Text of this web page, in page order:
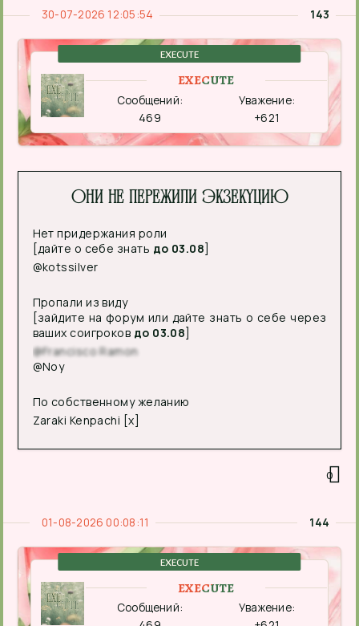
143
30-07-2026 12:05:54
EXECUTE
EXECUTE
Сообщений:
469
Уважение:
+621
Они не пережили экзекуцию
Нет придержания роли
[дайте о себе знать до 03.08]
@kotssilver
Пропали из виду
[зайдите на форум или дайте знать о себе через
ваших соигроков до 03.08]
@Francisco Ramon
@Noy
По собственному желанию
Zaraki Kenpachi [x]
0
144
01-08-2026 00:08:11
EXECUTE
EXECUTE
Сообщений:
Уважение: